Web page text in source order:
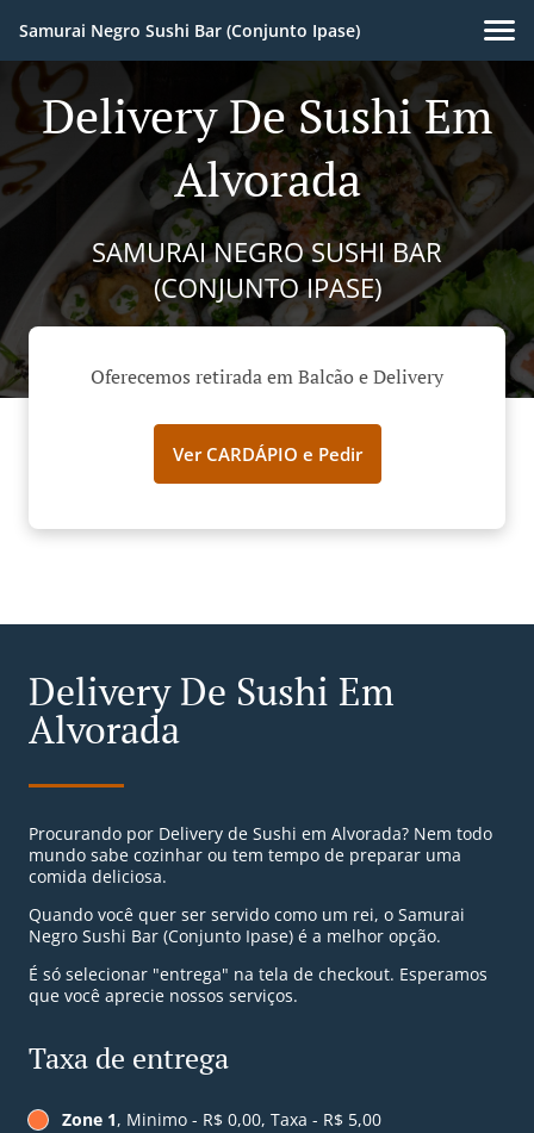
Samurai Negro Sushi Bar (Conjunto Ipase)
Delivery De Sushi Em
Alvorada
SAMURAI NEGRO SUSHI BAR
(CONJUNTO IPASE)
Oferecemos retirada em Balcão e Delivery
Ver CARDÁPIO e Pedir
Delivery De Sushi Em
Alvorada
Procurando por Delivery de Sushi em Alvorada? Nem todo
mundo sabe cozinhar ou tem tempo de preparar uma
comida deliciosa.
Quando você quer ser servido como um rei, o Samurai
Negro Sushi Bar (Conjunto Ipase) é a melhor opção.
É só selecionar "entrega" na tela de checkout. Esperamos
que você aprecie nossos serviços.
Taxa de entrega
Zone 1, Minimo - R$ 0,00, Taxa - R$ 5,00